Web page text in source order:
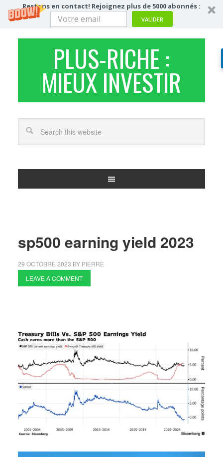
Restons en contact! Rejoignez plus de 5000 abonnés :
VALIDER
PLUS-RICHE :
MIEUX INVESTIR
sp500 earning yield 2023
29 OCTOBRE 2023 BY PIERRE
LEAVE A COMMENT